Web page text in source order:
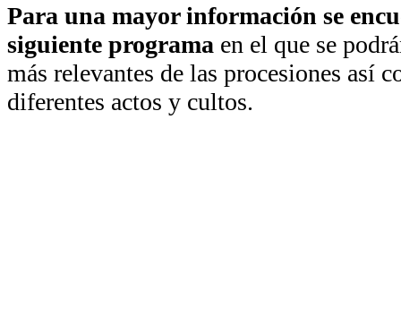
Para una mayor información se
siguiente programa en el que se
más relevantes de las procesiones así
diferentes actos y cultos.